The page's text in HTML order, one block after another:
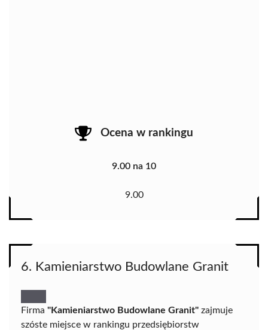
Ocena w rankingu
9.00 na 10
9.00
6. Kamieniarstwo Budowlane Granit
Firma "Kamieniarstwo Budowlane Granit" zajmuje
szóste miejsce w rankingu przedsiębiorstw